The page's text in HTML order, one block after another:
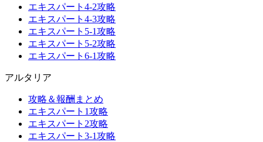
エキスパート4-2攻略
エキスパート4-3攻略
エキスパート5-1攻略
エキスパート5-2攻略
エキスパート6-1攻略
アルタリア
攻略＆報酬まとめ
エキスパート1攻略
エキスパート2攻略
エキスパート3-1攻略